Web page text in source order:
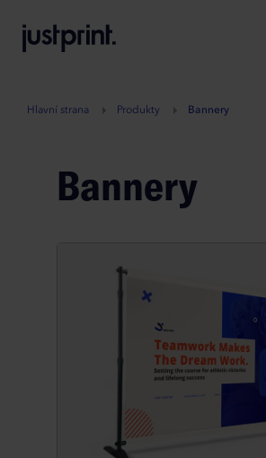
A
Hlavní strana Produkty Bannery
Bannery